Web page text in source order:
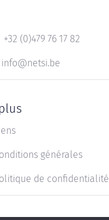
+32 (0)479 76 17 82
info@netsi.be
générales
de confidentialité